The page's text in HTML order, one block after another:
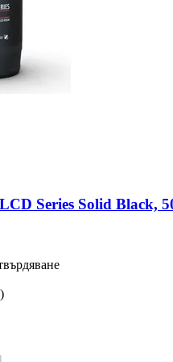
Series Solid Black,